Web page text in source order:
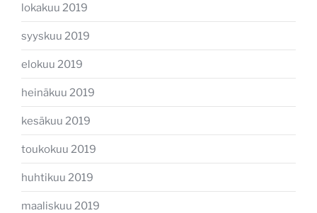
lokakuu 2019
syyskuu 2019
elokuu 2019
heinäkuu 2019
kesäkuu 2019
toukokuu 2019
huhtikuu 2019
maaliskuu 2019